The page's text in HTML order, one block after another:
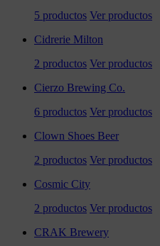
5 productos Ver productos
Cidrerie Milton
2 productos Ver productos
Cierzo Brewing Co.
6 productos Ver productos
Clown Shoes Beer
2 productos Ver productos
Cosmic City
2 productos Ver productos
CRAK Brewery